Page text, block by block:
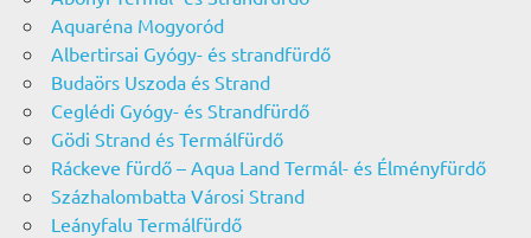
Aquaréna Mogyoród
Albertirsai Gyógy- és strandfürdő
Budaörs Uszoda és Strand
Ceglédi Gyógy- és Strandfürdő
Gödi Strand és Termálfürdő
Ráckeve fürdő – Aqua Land Termál- és Élményfürdő
Százhalombatta Városi Strand
Leányfalu Termálfürdő